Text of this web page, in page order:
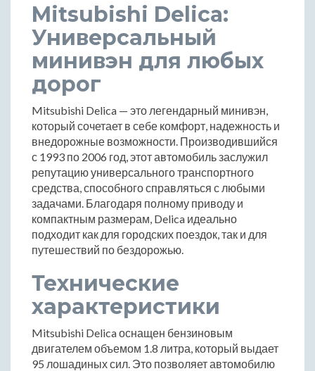
Mitsubishi Delica:
Универсальный
минивэн для любых
дорог
Mitsubishi Delica — это легендарный минивэн,
который сочетает в себе комфорт, надежность и
внедорожные возможности. Производившийся
с 1993 по 2006 год, этот автомобиль заслужил
репутацию универсального транспортного
средства, способного справляться с любыми
задачами. Благодаря полному приводу и
компактным размерам, Delica идеально
подходит как для городских поездок, так и для
путешествий по бездорожью.
Технические
характеристики
Mitsubishi Delica оснащен бензиновым
двигателем объемом 1.8 литра, который выдает
95 лошадиных сил. Это позволяет автомобилю